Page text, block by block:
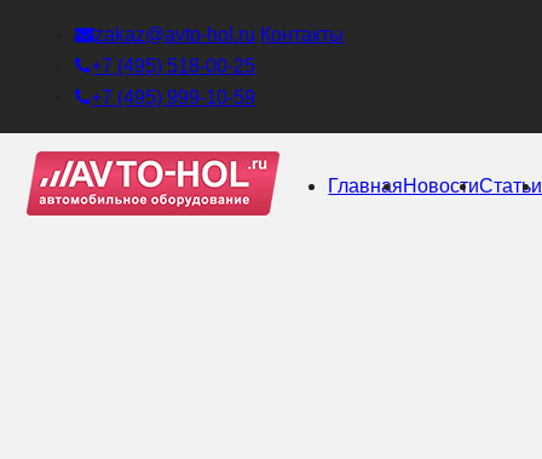
zakaz@avto-hol.ru Контакты
+7 (495) 518-00-25
+7 (495) 999-10-59
ГлавнаяНовостиСтатьи